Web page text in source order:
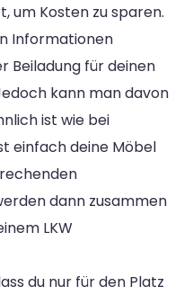
um Kosten zu sparen.
Informationen
Beiladung für deinen
kann man davon
ist wie bei
einfach deine Möbel
dann zusammen
LKW
du nur für den Platz